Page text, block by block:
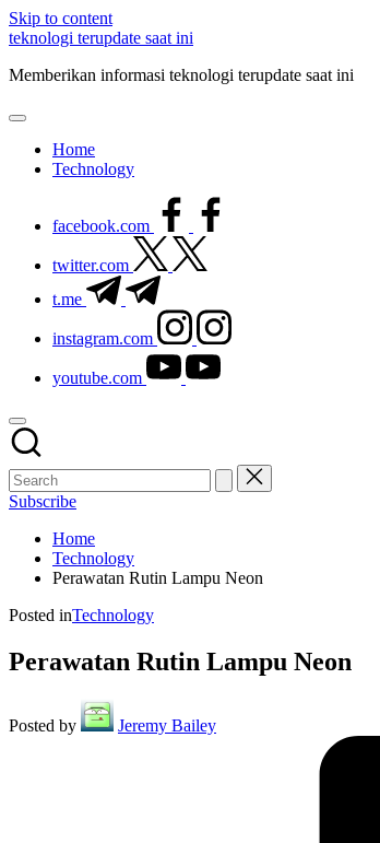
Skip to content
teknologi terupdate saat ini
Memberikan informasi teknologi terupdate saat ini
Home
Technology
facebook.com
twitter.com
t.me
instagram.com
youtube.com
Subscribe
Home
Technology
Perawatan Rutin Lampu Neon
Posted inTechnology
Perawatan Rutin Lampu Neon
Posted by Jeremy Bailey